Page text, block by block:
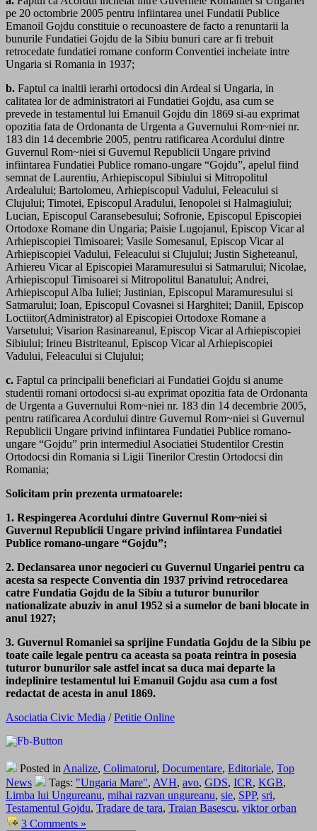
pe 20 octombrie 2005 pentru infiintarea unei Fundatii Publice
Emanoil Gojdu constituie o recunoastere de facto a renuntarii la
bunurile Fundatiei Gojdu de la Sibiu bunuri care ar fi trebuit
retrocedate fundatiei romane conform Conventiei incheiate intre
Ungaria si Romania in 1937;
b. Faptul ca inaltii ierarhi ortodocsi din Ardeal si Ungaria, in
calitatea lor de administratori ai Fundatiei Gojdu, asa cum se
prevede in testamentul lui Emanuil Gojdu din 1869 si-au exprimat
opozitia fata de Ordonanta de Urgenta a Guvernului Rom~niei nr.
183 din 14 decembrie 2005, pentru ratificarea Acordului dintre
Guvernul Rom~niei si Guvernul Republicii Ungare privind
infiintarea Fundatiei Publice romano-ungare “Gojdu”, apelul fiind
semnat de Laurentiu, Arhiepiscopul Sibiului si Mitropolitul
Ardealului; Bartolomeu, Arhiepiscopul Vadului, Feleacului si
Clujului; Timotei, Episcopul Aradului, Ienopolei si Halmagiului;
Lucian, Episcopul Caransebesului; Sofronie, Episcopul Episcopiei
Ortodoxe Romane din Ungaria; Paisie Lugojanul, Episcop Vicar al
Arhiepiscopiei Timisoarei; Vasile Somesanul, Episcop Vicar al
Arhiepiscopiei Vadului, Feleacului si Clujului; Justin Sigheteanul,
Arhiereu Vicar al Episcopiei Maramuresului si Satmarului; Nicolae,
Arhiepiscopul Timisoarei si Mitropolitul Banatului; Andrei,
Arhiepiscopul Alba Iuliei; Justinian, Episcopul Maramuresului si
Satmarului; Ioan, Episcopul Covasnei si Harghitei; Daniil, Episcop
Loctiitor(Administrator) al Episcopiei Ortodoxe Romane a
Varsetului; Visarion Rasinareanul, Episcop Vicar al Arhiepiscopiei
Sibiului; Irineu Bistriteanul, Episcop Vicar al Arhiepiscopiei
Vadului, Feleacului si Clujului;
c. Faptul ca principalii beneficiari ai Fundatiei Gojdu si anume
studentii romani ortodocsi si-au exprimat opozitia fata de Ordonanta
de Urgenta a Guvernului Rom~niei nr. 183 din 14 decembrie 2005,
pentru ratificarea Acordului dintre Guvernul Rom~niei si Guvernul
Republicii Ungare privind infiintarea Fundatiei Publice romano-
ungare “Gojdu” prin intermediul Asociatiei Studentilor Crestin
Ortodocsi din Romania si Ligii Tinerilor Crestin Ortodocsi din
Romania;
Solicitam prin prezenta urmatoarele:
1. Respingerea Acordului dintre Guvernul Rom~niei si
Guvernul Republicii Ungare privind infiintarea Fundatiei
Publice romano-ungare “Gojdu”;
2. Declansarea unor negocieri cu Guvernul Ungariei pentru ca
acesta sa respecte Conventia din 1937 privind retrocedarea
catre Fundatia Gojdu de la Sibiu a tuturor bunurilor
nationalizate abuziv in anul 1952 si a sumelor de bani blocate in
anul 1927;
3. Guvernul Romaniei sa sprijine Fundatia Gojdu de la Sibiu pe
toate caile legale pentru ca aceasta sa poata reintra in posesia
tuturor bunurilor sale astfel incat sa duca mai departe la
indeplinire testamentul lui Emanuil Gojdu asa cum a fost
redactat de acesta in anul 1869.
Asociatia Civic Media /Petitie Online
Posted in Analize, Colimatorul, Documentare, Editoriale, Top
News
Tags: "Ungaria Mare", AVH, avo, GDS, ICR, KGB,
Limba lui Ungureanu, mihai razvan ungureanu, sie, SPP, sri,
Testamentul Gojdu, Tradare de tara, Traian Basescu, viktor orban
3 Comments »